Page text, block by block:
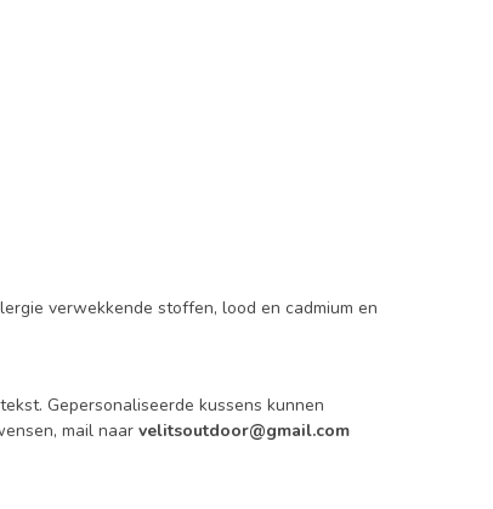
verwekkende stoffen, lood en cadmium en
Gepersonaliseerde kussens kunnen
mail naar velitsoutdoor@gmail.com